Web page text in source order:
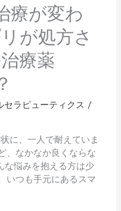
療が変わ
が処方さ
療薬
セラピューティクス /
に、一人で耐えていま
、なかなか良くならな
な悩みを抱える方は少
いつも手元にあるスマ